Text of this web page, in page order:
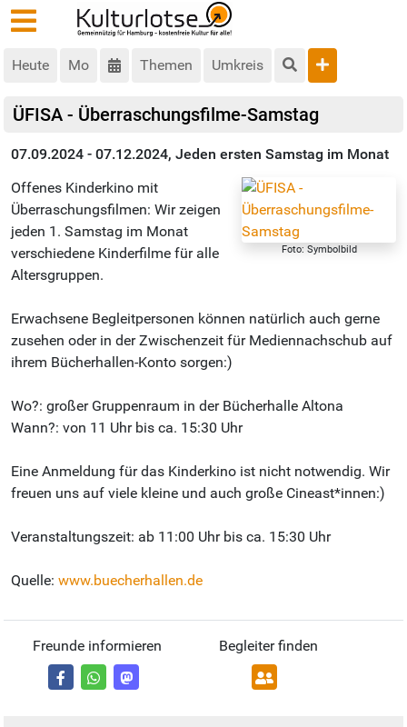
Heute Mo Themen Umkreis
ÜFISA - Überraschungsfilme-Samstag
07.09.2024 - 07.12.2024, Jeden ersten Samstag im Monat
Foto: Symbolbild
Offenes Kinderkino mit
Überraschungsfilmen: Wir zeigen
jeden 1. Samstag im Monat
verschiedene Kinderfilme für alle
Altersgruppen.
Erwachsene Begleitpersonen können natürlich auch gerne
zusehen oder in der Zwischenzeit für Mediennachschub auf
ihrem Bücherhallen-Konto sorgen:)
Wo?: großer Gruppenraum in der Bücherhalle Altona
Wann?: von 11 Uhr bis ca. 15:30 Uhr
Eine Anmeldung für das Kinderkino ist nicht notwendig. Wir
freuen uns auf viele kleine und auch große Cineast*innen:)
Veranstaltungszeit: ab 11:00 Uhr bis ca. 15:30 Uhr
Quelle: www.buecherhallen.de
Freunde informieren Begleiter finden